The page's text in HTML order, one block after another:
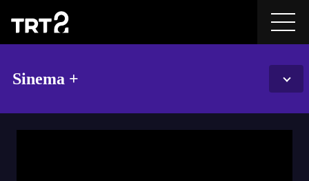
Sinema +